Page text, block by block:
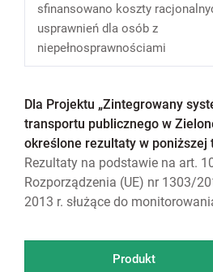
sfinansowano koszty
usprawnień dla osób z
niepełnosprawnościami
Dla Projektu „Zintegrowany
transportu publicznego w
określone rezultaty w poniższej
Rezultaty na podstawie na art.
Rozporządzenia (UE) nr 1303/
2013 r. służące do
Produkt